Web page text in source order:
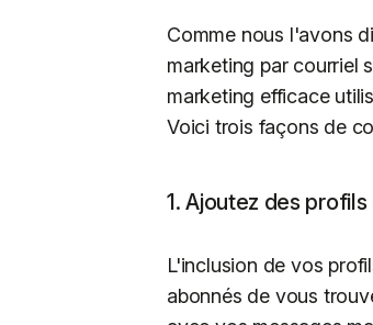
Comme nous l'avons
marketing par courriel
marketing efficace
Voici trois façons de
1. Ajoutez des
L'inclusion de vos
abonnés de vous